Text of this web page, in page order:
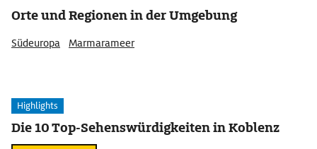
Orte und Regionen in der Umgebung
Südeuropa Marmarameer
Highlights
Die 10 Top-Sehenswürdigkeiten in Koblenz